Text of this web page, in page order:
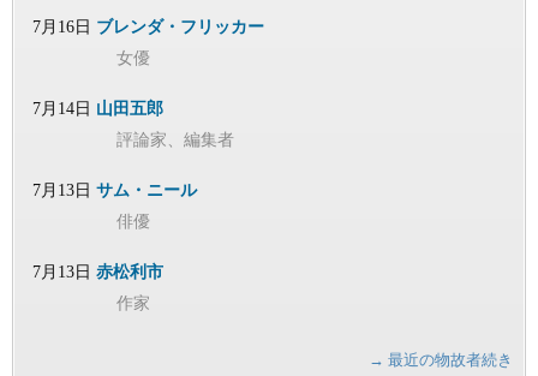
7月16日 ブレンダ・フリッカー
女優
7月14日 山田五郎
評論家、編集者
7月13日 サム・ニール
俳優
7月13日 赤松利市
作家
→ 最近の物故者続き